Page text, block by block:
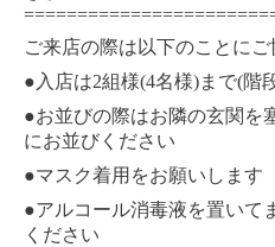
ご来店の際は以下のことにご
● 入店は2組様(4名様)まで(階
●お並びの際はお隣の玄関を
にお並びください
●マスク着用をお願いします
●アルコール消毒液を置いて
ください